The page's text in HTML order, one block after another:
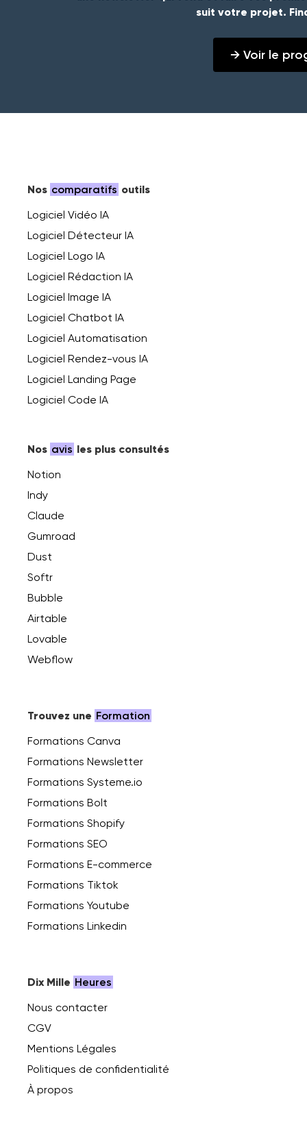
suit votre projet.
→ Voir le
Nos comparatifs outils
Logiciel Vidéo IA
Logiciel Détecteur IA
Logiciel Logo IA
Logiciel Rédaction IA
Logiciel Image IA
Logiciel Chatbot IA
Logiciel Automatisation
Logiciel Rendez-vous IA
Logiciel Landing Page
Logiciel Code IA
Nos avis les plus consultés
Notion
Indy
Claude
Gumroad
Dust
Softr
Bubble
Airtable
Lovable
Webflow
Trouvez une Formation
Formations Canva
Formations Newsletter
Formations Systeme.io
Formations Bolt
Formations Shopify
Formations SEO
Formations E-commerce
Formations Tiktok
Formations Youtube
Formations Linkedin
Dix Mille Heures
Nous contacter
CGV
Mentions Légales
Politiques de confidentialité
À propos